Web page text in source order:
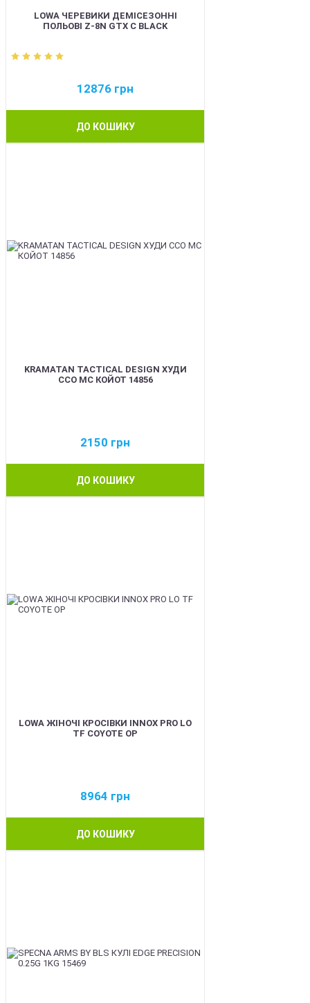
LOWA ЧЕРЕВИКИ ДЕМІСЕЗОННІ
ПОЛЬОВІ Z-8N GTX C BLACK
12876 грн
ДО КОШИКУ
KRAMATAN TACTICAL DESIGN ХУДИ
ССО МС КОЙОТ 14856
2150 грн
ДО КОШИКУ
LOWA ЖІНОЧІ КРОСІВКИ INNOX PRO LO
TF COYOTE OP
8964 грн
ДО КОШИКУ